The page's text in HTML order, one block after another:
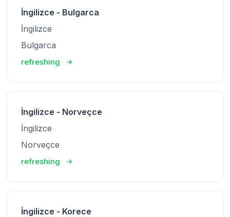
İngilizce - Bulgarca
İngilizce
Bulgarca
refreshing
İngilizce - Norveçce
İngilizce
Norveçce
refreshing
İngilizce - Korece